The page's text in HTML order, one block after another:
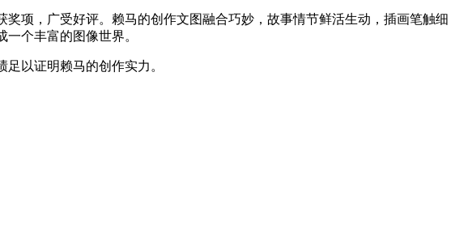
项，广受好评。赖马的创作文图融合巧妙，故事情节鲜活生动，插画笔触细
个丰富的图像世界。
以证明赖马的创作实力。